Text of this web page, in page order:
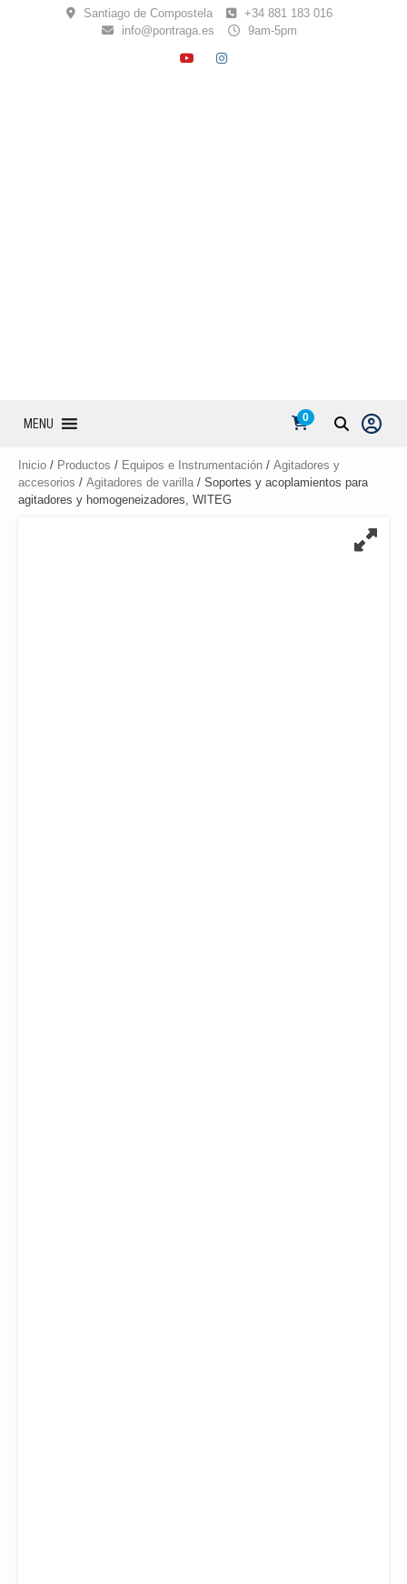
Santiago de Compostela
+34 881 183 016
info@pontraga.es
9am-5pm
YOUTUBE
INSTAGRAM
MENU 0
Inicio / Productos / Equipos e Instrumentación / Agitadores y
accesorios / Agitadores de varilla / Soportes y acoplamientos para
agitadores y homogeneizadores, WITEG